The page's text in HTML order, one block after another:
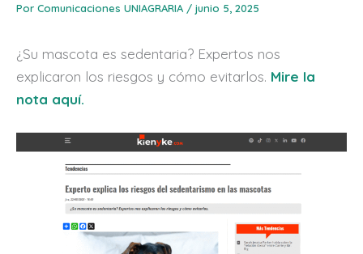
Por Comunicaciones UNIAGRARIA / junio 5, 2025
¿Su mascota es sedentaria? Expertos nos
explicaron los riesgos y cómo evitarlos. Mire la
nota aquí.